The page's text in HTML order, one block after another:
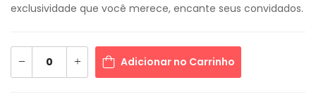
exclusividade que você merece, encante seus convidados.
Adicionar no Carrinho